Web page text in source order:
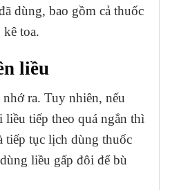
dùng, bao gồm cả thuốc
toa.
liều
ra. Tuy nhiên, nếu
tiếp theo quá ngắn thì
tiếp tục lịch dùng thuốc
liều gấp đôi để bù